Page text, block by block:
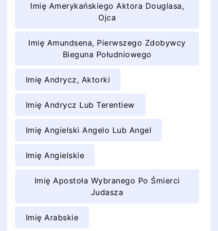
Imię Amerykańskiego Aktora Douglasa,
Ojca
Imię Amundsena, Pierwszego Zdobywcy
Bieguna Południowego
Imię Andrycz, Aktorki
Imię Andrycz Lub Terentiew
Imię Angielski Angelo Lub Angel
Imię Angielskie
Imię Apostoła Wybranego Po Śmierci
Judasza
Imię Arabskie